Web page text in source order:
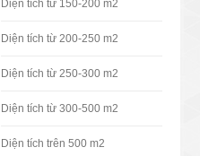
Diện tích từ 150-200 m2
Diện tích từ 200-250 m2
Diện tích từ 250-300 m2
Diện tích từ 300-500 m2
Diện tích trên 500 m2